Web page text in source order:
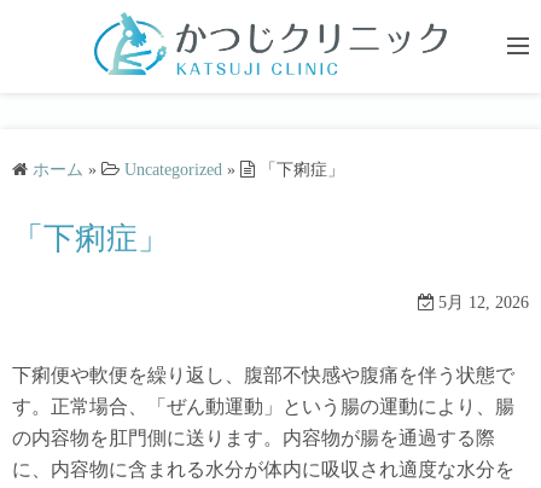
へ
ホーム » Uncategorized » 「下痢症」
「下痢症」
5月 12, 2026
下痢便や軟便を繰り返し、腹部不快感や腹痛を伴う状態で
す。正常場合、「ぜん動運動」という腸の運動により、腸
の内容物を肛門側に送ります。内容物が腸を通過する際
に、内容物に含まれる水分が体内に吸収され適度な水分を